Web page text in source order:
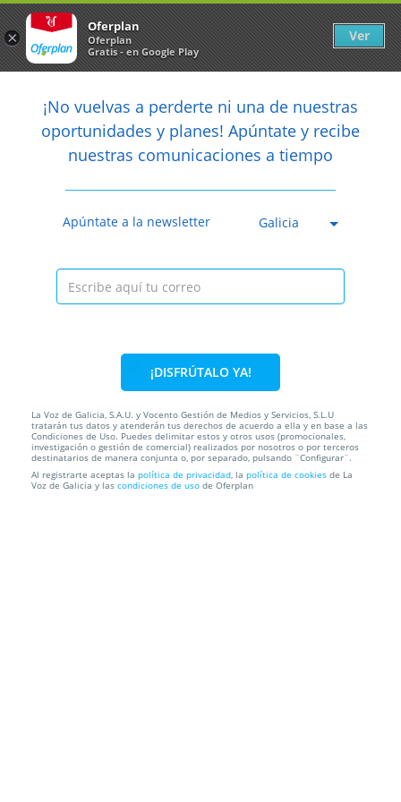

Caducada
74% 260€ 67,60€
Blanqueamiento LED y limpieza bucal con
ultrasonidos. Opción...
Clínica Dental Álvarez Lorenzo Santiago
arrow_back Newsletter
¡No vuelvas a perderte ni una de nuestras
oportunidades y planes! Apúntate y recibe
nuestras comunicaciones a tiempo
Apúntate a la newsletter Galicia
¡DISFRÚTALO YA!
La Voz de Galicia, S.A.U. y Vocento Gestión de Medios y Servicios, S.L.U
tratarán tus datos y atenderán tus derechos de acuerdo a ella y en base a las
Condiciones de Uso. Puedes delimitar estos y otros usos (promocionales,
investigación o gestión de comercial) realizados por nosotros o por terceros
destinatarios de manera conjunta o, por separado, pulsando ¨Configurar¨.
Al registrarte aceptas la política de privacidad, la política de cookies de La
Voz de Galicia y las condiciones de uso de Oferplan
×
Oferplan
Oferplan
Gratis - en Google Play
Ver